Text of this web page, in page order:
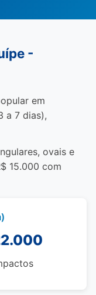
-
em
a 7 dias),
ovais e
15.000 com